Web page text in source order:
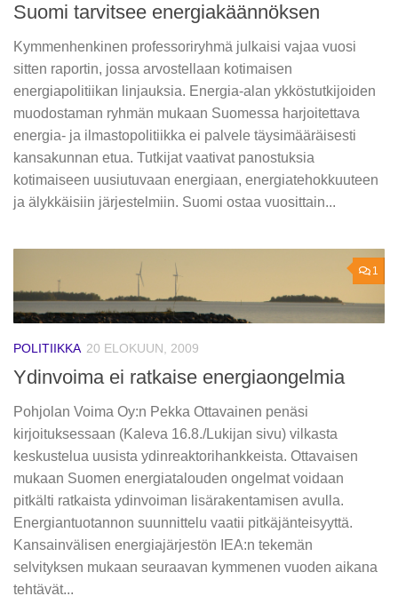
Suomi tarvitsee energiakäännöksen
Kymmenhenkinen professoriryhmä julkaisi vajaa vuosi
sitten raportin, jossa arvostellaan kotimaisen
energiapolitiikan linjauksia. Energia-alan ykköstutkijoiden
muodostaman ryhmän mukaan Suomessa harjoitettava
energia- ja ilmastopolitiikka ei palvele täysimääräisesti
kansakunnan etua. Tutkijat vaativat panostuksia
kotimaiseen uusiutuvaan energiaan, energiatehokkuuteen
ja älykkäisiin järjestelmiin. Suomi ostaa vuosittain...
1
POLITIIKKA 20 ELOKUUN, 2009
Ydinvoima ei ratkaise energiaongelmia
Pohjolan Voima Oy:n Pekka Ottavainen penäsi
kirjoituksessaan (Kaleva 16.8./Lukijan sivu) vilkasta
keskustelua uusista ydinreaktorihankkeista. Ottavaisen
mukaan Suomen energiatalouden ongelmat voidaan
pitkälti ratkaista ydinvoiman lisärakentamisen avulla.
Energiantuotannon suunnittelu vaatii pitkäjänteisyyttä.
Kansainvälisen energiajärjestön IEA:n tekemän
selvityksen mukaan seuraavan kymmenen vuoden aikana
tehtävät...